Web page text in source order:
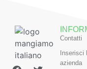
Contatti
Inserisci
azienda